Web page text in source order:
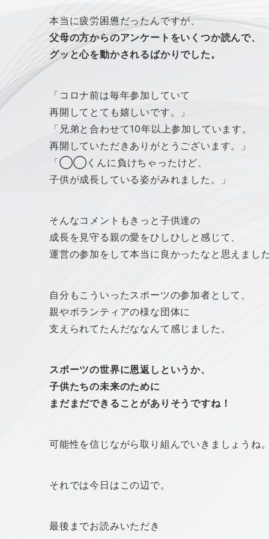
本当に疲労困憊だったんですが、
父母の方からのアンケートをいくつか読んで、
グッと心を動かされるばかりでした。
「コロナ前は毎年参加していて
再開してとても嬉しいです。」
「兄弟と合わせて10年以上参加しています。
再開していただきありがとうございます。」
「◯◯くんに負けちゃったけど、
子供が成長している姿がみれました。」
そんなコメントもきっと子供達の
成長を見守る親の愛をひしひしと感じて、
運営の参加をして本当に良かったなと思えまし
自分もこういったスポーツの参加者として、
親やボランティアの様な団体に
支えられてたんだななんて感じました。
スポーツの世界に恩返しというか、
子供たちの未来のために
まだまだできることがありそうですね！
可能性を信じながら取り組んでいきましょうね
それでは今日はこの辺で。
最後までお読みいただき